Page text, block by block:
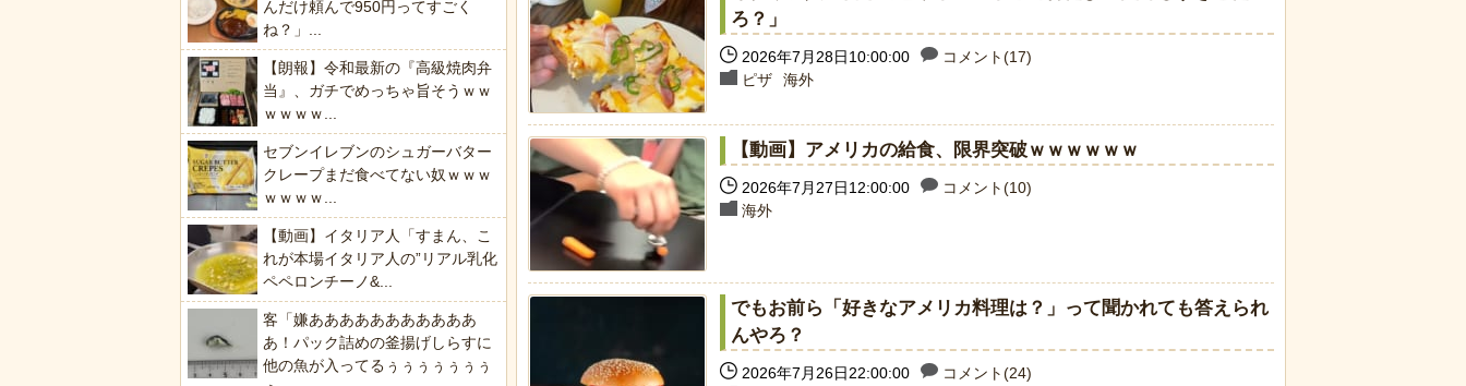
ろ？」
2026年7月28日10:00:00
コメント(17)
ピザ
海外
【動画】アメリカの給食、限界突破ｗｗｗｗｗｗ
2026年7月27日12:00:00
コメント(10)
海外
でもお前ら「好きなアメリカ料理は？」って聞かれても答えられ
んやろ？
2026年7月26日22:00:00
コメント(24)
んだけ頼んで950円ってすごく
ね？」...
【朗報】令和最新の『高級焼肉弁
当』、ガチでめっちゃ旨そうｗｗ
ｗｗｗｗ...
セブンイレブンのシュガーバター
クレープまだ食べてない奴ｗｗｗ
ｗｗｗｗ...
【動画】イタリア人「すまん、こ
れが本場イタリア人の”リアル乳化
ペペロンチーノ&...
客「嫌あああああああああああ
あ！パック詰めの釜揚げしらすに
他の魚が入ってるぅぅぅぅぅぅぅ